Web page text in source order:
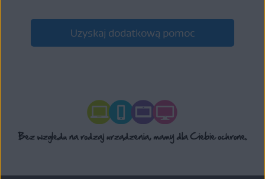
Uzyskaj dodatkową pomoc